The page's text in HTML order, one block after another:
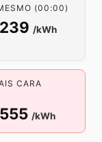
(00:00)
/kWh
CARA
/kWh